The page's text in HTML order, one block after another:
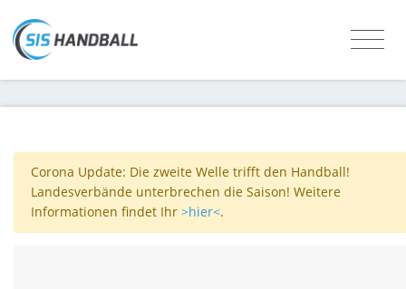
Corona Update: Die zweite Welle trifft den Handball!
Landesverbände unterbrechen die Saison! Weitere
Informationen findet Ihr >hier<.